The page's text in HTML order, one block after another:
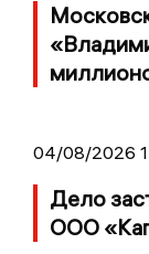
04/08/2026
Дело
ООО